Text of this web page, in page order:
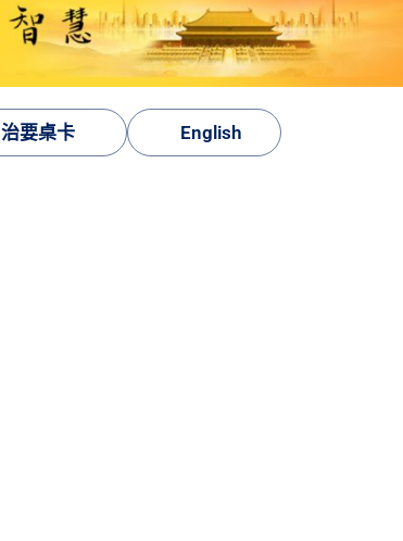
治要桌卡 English